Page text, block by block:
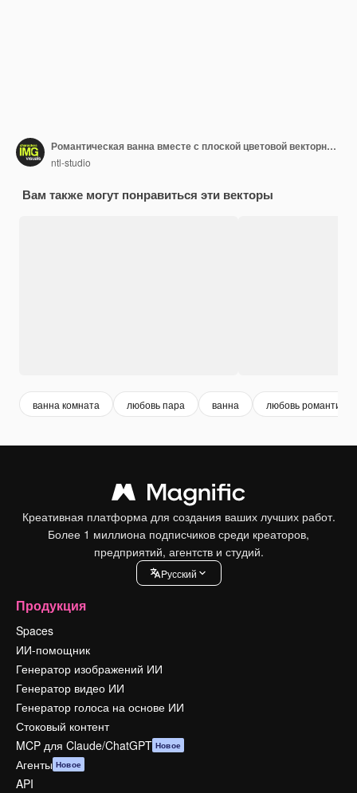
Романтическая ванна вместе с плоской цветовой векторной иллюстрацией
ntl-studio
Вам также могут понравиться эти векторы
ванна комната любовь пара ванна любовь романтика
Креативная платформа для создания ваших лучших работ.
Более 1 миллиона подписчиков среди креаторов,
предприятий, агентств и студий.
Pусский
Продукция
Spaces
ИИ-помощник
Генератор изображений ИИ
Генератор видео ИИ
Генератор голоса на основе ИИ
Стоковый контент
MCP для Claude/ChatGPT Новое
Агенты Новое
API